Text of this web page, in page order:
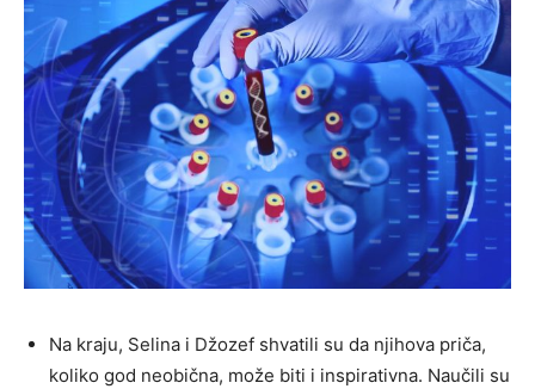
Na kraju, Selina i Džozef shvatili su da njihova priča,
koliko god neobična, može biti i inspirativna. Naučili su